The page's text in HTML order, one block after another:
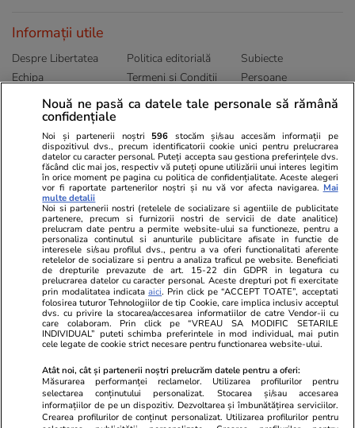
Informații utile
Despre Libertatea
Echipa
Publicitate
Politica de
Politica editorială
Termeni și Conditii
Abonamente
Subiecte
Persoane
Sitemap
Ringier România
Libertatea pentru
Unica.ro
Program TV
Avantaje
ELLE
Gazeta Sporturilor
Stiri mondene
Calculator sarcina
Ajută Copiii
Locuri de muncă
Imobiliare.ro
Jobradar24
Imoradar24
Colecții Libertatea
Pariază responsabil! Decizia ONJN nr. 821/25.09.2025.
Jocurile de noroc sunt interzise minorilor.
Nouă ne pasă ca datele tale personale să rămână
confidențiale
Noi și partenerii noștri 596 stocăm și/sau accesăm informații pe
dispozitivul dvs., precum identificatorii cookie unici pentru prelucrarea
datelor cu caracter personal. Puteți accepta sau gestiona preferințele dvs.
făcând clic mai jos, respectiv vă puteți opune utilizării unui interes legitim
în orice moment pe pagina cu politica de confidențialitate. Aceste alegeri
vor fi raportate partenerilor noștri și nu vă vor afecta navigarea. Mai
multe detalii
Noi si partenerii nostri (retelele de socializare si agentiile de publicitate
partenere, precum si furnizorii nostri de servicii de date analitice)
prelucram date pentru a permite website-ului sa functioneze, pentru a
personaliza continutul si anunturile publicitare afisate in functie de
interesele si/sau profilul dvs., pentru a va oferi functionalitati aferente
retelelor de socializare si pentru a analiza traficul pe website. Beneficiati
de drepturile prevazute de art. 15-22 din GDPR in legatura cu
prelucrarea datelor cu caracter personal. Aceste drepturi pot fi exercitate
prin modalitatea indicataaici. Prin click pe “ACCEPT TOATE”, acceptati
folosirea tuturor Tehnologiilor de tip Cookie, care implica inclusiv acceptul
dvs. cu privire la stocarea/accesarea informatiilor de catre Vendor-ii cu
care colaboram. Prin click pe “VREAU SA MODIFIC SETARILE
INDIVIDUAL” puteti schimba preferintele in mod individual, mai putin
cele legate de cookie strict necesare pentru functionarea website-ului.
Atât noi, cât și partenerii noștri prelucrăm datele pentru a oferi:
Măsurarea performanței reclamelor. Utilizarea profilurilor pentru
selectarea conținutului personalizat. Stocarea și/sau accesarea
informațiilor de pe un dispozitiv. Dezvoltarea și îmbunătățirea serviciilor.
Crearea profilurilor de conținut personalizat. Utilizarea profilurilor pentru